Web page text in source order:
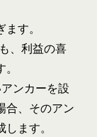
す。
、利益の喜
ンカーを設
合、そのアン
ます。